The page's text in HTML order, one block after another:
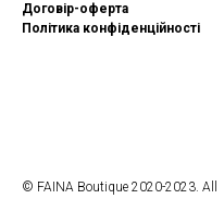
Договір-оферта
Політика конфіденційності
© FAINA Boutique 2020-2023. All